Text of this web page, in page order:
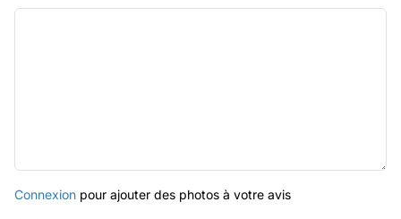
Connexion pour ajouter des photos à votre avis